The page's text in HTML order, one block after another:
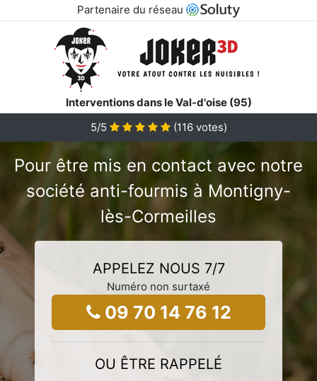
Partenaire du réseau
Interventions dans le Val-d'oise (95)
5/5
(116votes)
Pour être mis en contact avec notre
société anti-fourmis à Montigny-
lès-Cormeilles
APPELEZ NOUS 7/7
Numéro non surtaxé
09 70 14 76 12
OU ÊTRE RAPPELÉ